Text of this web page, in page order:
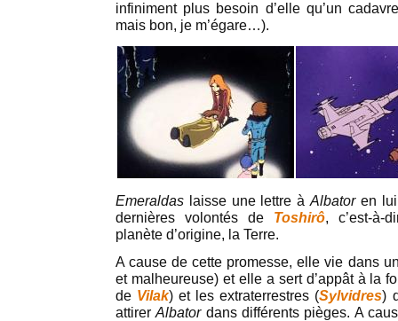
infiniment plus besoin d’elle qu’un
mais bon, je m’égare…).
Emeraldas laisse une lettre àAlbatoren lui
dernières volontés de Toshirô, c’est-à-
planète d’origine, la Terre.
A cause de cette promesse, elle vie dans
et malheureuse) et elle a sert d’appât à la
de Vilak) et les extraterrestres (Sylvidres)
attirerAlbatordans différents pièges. A